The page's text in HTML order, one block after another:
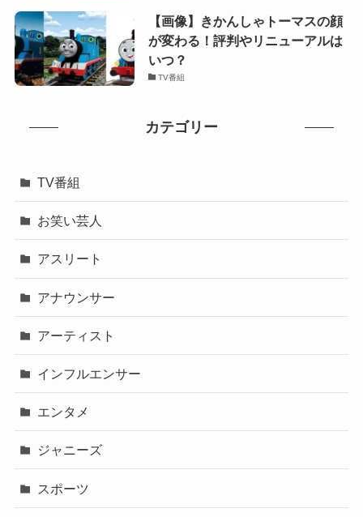
【画像】きかんしゃトーマスの顔
が変わる！評判やリニューアルは
いつ？
TV番組
カテゴリー
TV番組
お笑い芸人
アスリート
アナウンサー
アーティスト
インフルエンサー
エンタメ
ジャニーズ
スポーツ